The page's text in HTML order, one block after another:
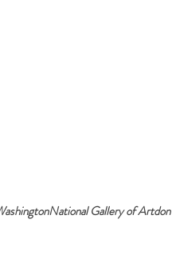
Gallery of Artdon